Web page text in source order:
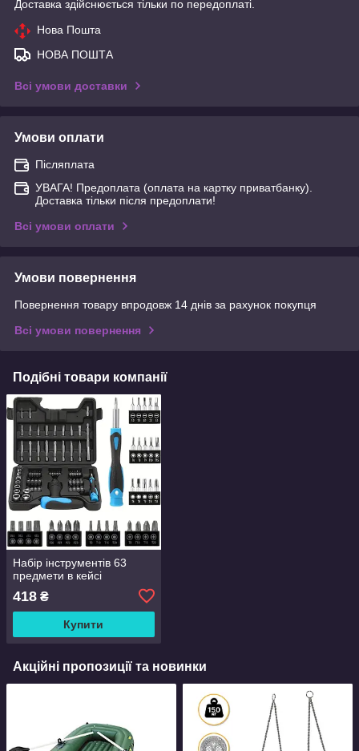
Доставка здійснюється тільки по передоплаті.
Нова Пошта
НОВА ПОШТА
Всі умови доставки
Умови оплати
Післяплата
УВАГА! Предоплата (оплата на картку приватбанку).
Доставка тільки після предоплати!
Всі умови оплати
Умови повернення
Повернення товару впродовж 14 днів за рахунок покупця
Всі умови повернення
Подібні товари компанії
Набір інструментів 63
предмети в кейсі
418 ₴
Купити
Акційні пропозиції та новинки